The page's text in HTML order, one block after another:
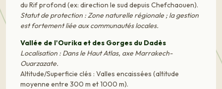
du Rif profond (ex: direction le sud depuis Chefchaouen).
Statut de protection : Zone naturelle régionale ; la gestion
est fortement liée aux communautés locales.
Vallée de l'Ourika et des Gorges du Dadès
Localisation : Dans le Haut Atlas, axe Marrakech-
Ouarzazate.
Altitude/Superficie clés : Valles encaissées (altitude
moyenne entre 300 m et 1000 m).